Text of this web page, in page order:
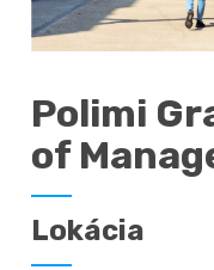
Polimi
of
Lokácia